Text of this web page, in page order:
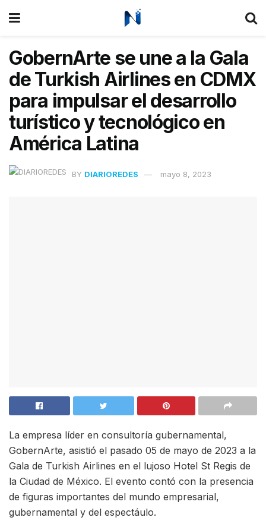
GobernArte se une a la Gala
de Turkish Airlines en CDMX
para impulsar el desarrollo
turístico y tecnológico en
América Latina
BY DIARIOREDES mayo 8, 2023
La empresa líder en consultoría gubernamental,
GobernArte, asistió el pasado 05 de mayo de 2023 a la
Gala de Turkish Airlines en el lujoso Hotel St Regis de
la Ciudad de México. El evento contó con la presencia
de figuras importantes del mundo empresarial,
gubernamental y del espectáulo.